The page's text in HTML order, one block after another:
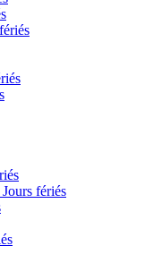
fériés